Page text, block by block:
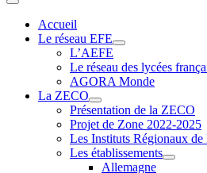
Toggle
NavigationAccueil
Le réseau EFE
L’AEFE
Le réseau des lycées
AGORA Monde
La ZECO
Présentation de la ZECO
Projet de Zone 2022-2025
Les Instituts Régionaux de
Les établissements
Allemagne